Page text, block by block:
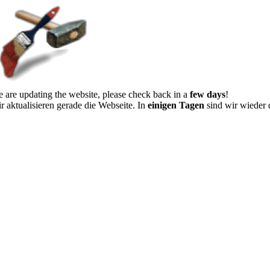
are updating the website, please check back in a few days!
aktualisieren gerade die Webseite. In einigen Tagen sind wir wieder